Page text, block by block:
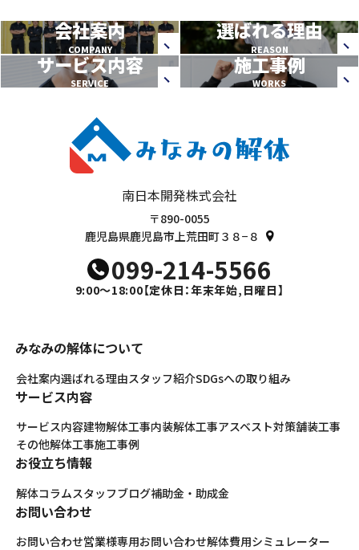
会社案内
COMPANY
選ばれる理由
REASON
サービス内容
SERVICE
施工事例
WORKS
南日本開発株式会社
〒890-0055
鹿児島県鹿児島市上荒田町３８−８
099-214-5566
9:00～18:00【定休日：年末年始,日曜日】
みなみの解体について
会社案内選ばれる理由スタッフ紹介SDGsへの取り組み
サービス内容
サービス内容建物解体工事内装解体工事アスベスト対策舗装工事
その他解体工事施工事例
お役立ち情報
解体コラムスタッフブログ補助金・助成金
お問い合わせ
お問い合わせ営業様専用お問い合わせ解体費用シミュレーター